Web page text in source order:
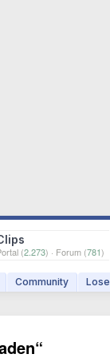
(2.273) · Forum (781)
Community Lose